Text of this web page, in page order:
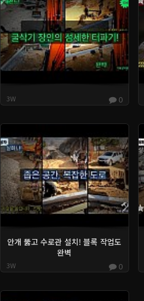
3W 0
안개 뚫고 수로관 설치! 블록 작업도
완벽
3W 0